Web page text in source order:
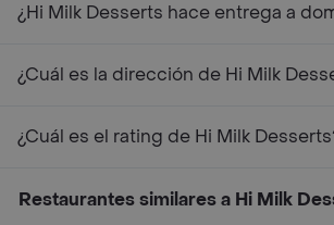
¿Hi Milk Desserts hace entrega a
¿Cuál es la dirección de Hi Milk
¿Cuál es el rating de Hi Milk
Restaurantes similares a Hi Milk